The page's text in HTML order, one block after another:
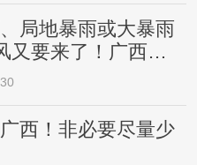
局地暴雨或大暴雨
又要来了！广西人
西！非必要尽量少